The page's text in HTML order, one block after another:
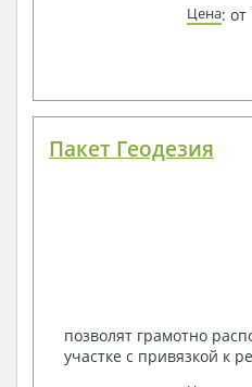
Цена: от
Пакет Геодезия
позволят грамотно
участке с привязкой к